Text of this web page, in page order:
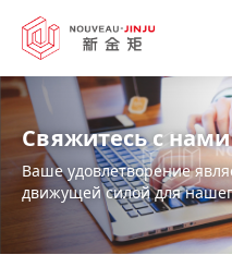
Свяжитесь с нами
Ваше удовлетворение
движущей силой для